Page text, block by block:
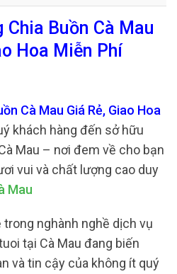
Chia Buồn Cà Mau
Hoa Miễn Phí
Cà Mau Giá Rẻ, Giao Hoa
khách hàng đến sở hữu
Mau – nơi đem về cho bạn
vui và chất lượng cao duy
Mau
nghành nghề dịch vụ
tại Cà Mau đang biến
và tin cậy của không ít quý